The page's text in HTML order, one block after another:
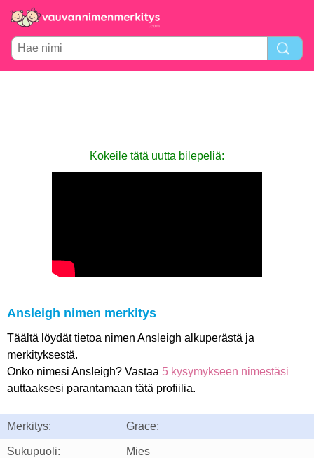
Kokeile tätä uutta bilepeliä:
Ansleigh nimen merkitys
Täältä löydät tietoa nimen Ansleigh alkuperästä ja
merkityksestä.
Onko nimesi Ansleigh? Vastaa 5 kysymykseen nimestäsi
auttaaksesi parantamaan tätä profiilia.
Merkitys: Grace;
Sukupuoli: Mies